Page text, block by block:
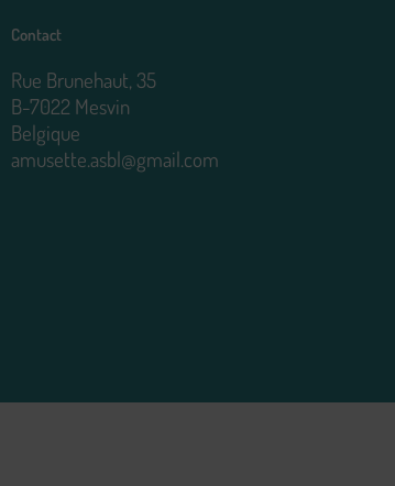
Contact
Rue Brunehaut, 35
B-7022 Mesvin
Belgique
amusette.asbl@gmail.com